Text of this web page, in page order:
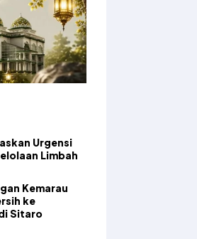
Urgensi
Limbah
Kemarau
ke
Sitaro